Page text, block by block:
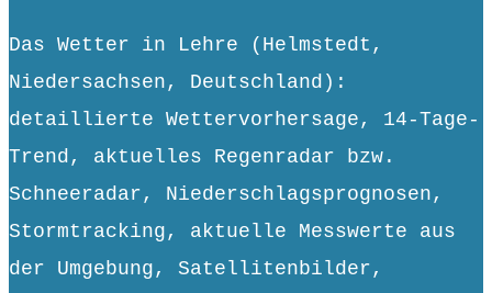
Das Wetter in Lehre (Helmstedt,
Niedersachsen, Deutschland):
detaillierte Wettervorhersage, 14-Tage-
Trend, aktuelles Regenradar bzw.
Schneeradar, Niederschlagsprognosen,
Stormtracking, aktuelle Messwerte aus
der Umgebung, Satellitenbilder,